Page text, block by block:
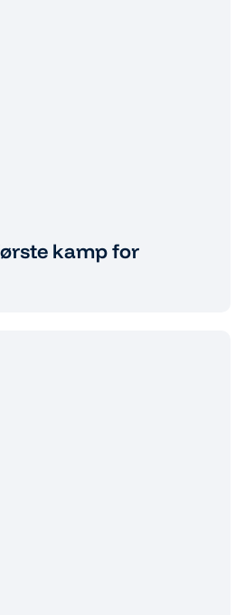
kamp for